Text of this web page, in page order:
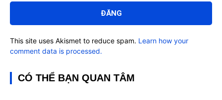
This site uses Akismet to reduce spam. Learn how your
comment data is processed.
CÓ THỂ BẠN QUAN TÂM